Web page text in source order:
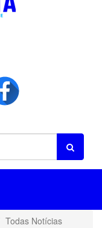
Todas Notícias